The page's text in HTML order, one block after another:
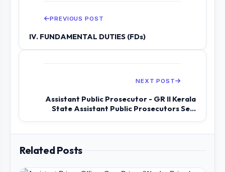
PREVIOUS POST
IV. FUNDAMENTAL DUTIES (FDs)
NEXT POST
Assistant Public Prosecutor - GR II Kerala
State Assistant Public Prosecutors Se...
Related Posts